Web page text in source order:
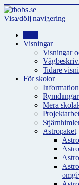
Visa/dölj navigering
Visningar
Visningar
Tidare
För skolor
Information
Mera
Astropaket